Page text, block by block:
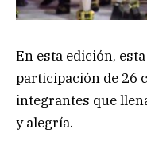
En esta edición,
participación de 26
integrantes que
y alegría.